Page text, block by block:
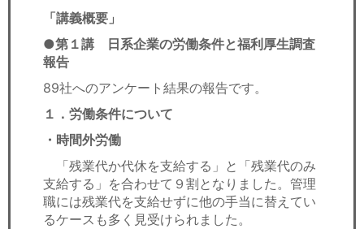
「講義概要」
●第１講 日系企業の労働条件と福利厚生調査
報告
89社へのアンケート結果の報告です。
１．労働条件について
・時間外労働
「残業代か代休を支給する」と「残業代のみ
支給する」を合わせて９割となりました。管理
職には残業代を支給せずに他の手当に替えてい
るケースも多く見受けられました。